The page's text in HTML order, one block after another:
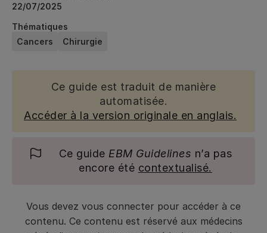
22/07/2025
Thématiques
Cancers
Chirurgie
Ce guide est traduit de manière
automatisée.
Accéder à la version originale en anglais.
Ce guide EBM Guidelines n’a pas
encore été contextualisé.
Vous devez vous connecter pour accéder à ce
contenu. Ce contenu est réservé aux médecins